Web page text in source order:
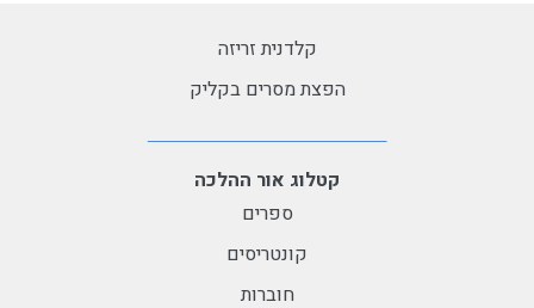
קלדנית זריזה
הפצת מסרים בקליק
קטלוג אור ההלכה
ספרים
קונטריסים
חוברות